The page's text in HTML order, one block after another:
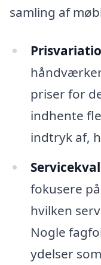
samling af
priser for
indhente
indtryk af,
fokusere
hvilken
Nogle
ydelser